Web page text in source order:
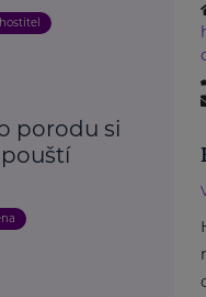
porodu si